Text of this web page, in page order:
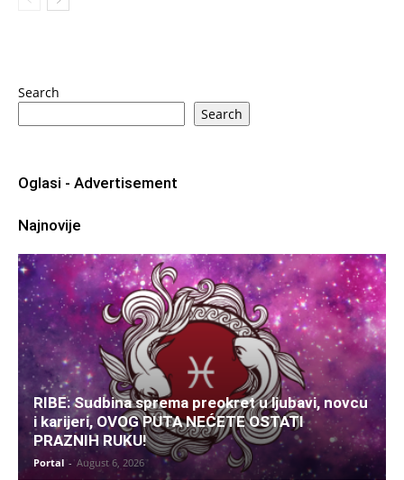
Search
Search
Oglasi - Advertisement
Najnovije
RIBE: Sudbina sprema preokret u ljubavi, novcu
i karijeri, OVOG PUTA NEĆETE OSTATI
PRAZNIH RUKU!
Portal - August 6, 2026